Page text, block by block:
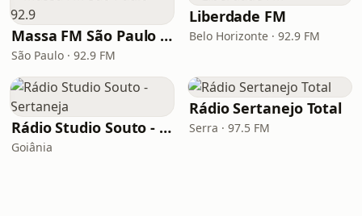
Massa FM São Paulo 92.9
São Paulo · 92.9 FM
Liberdade FM
Belo Horizonte · 92.9 FM
Rádio Studio Souto - Sertaneja
Goiânia
Rádio Sertanejo Total
Serra · 97.5 FM